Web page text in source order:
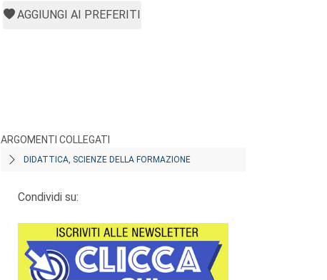
AGGIUNGI AI PREFERITI
ARGOMENTI COLLEGATI
DIDATTICA, SCIENZE DELLA FORMAZIONE
Condividi su: